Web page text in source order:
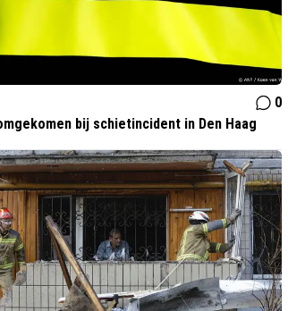
0
bij schietincident in Den Haag